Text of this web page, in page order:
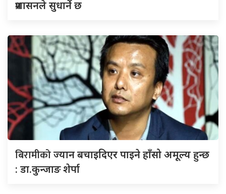
प्रशासनले सुधार्ने छ
बिरामीकोज्यान बचाइदिएर पाइने हाँसो अमूल्य हुन्छ
: डा.कुन्जाङ शेर्पा